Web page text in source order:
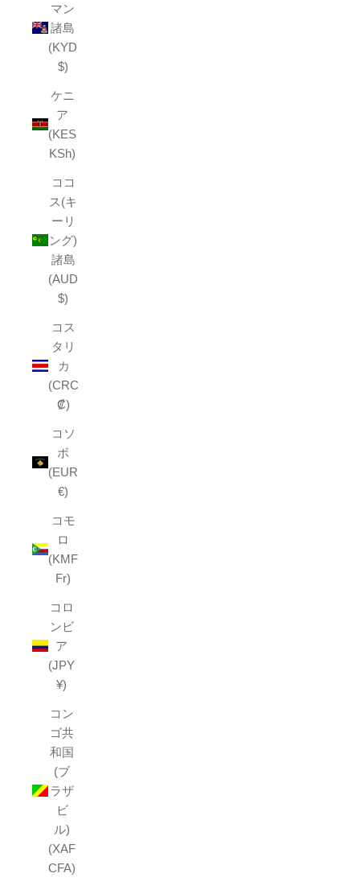
マン
諸島
(KYD
$)
ケニ
ア
(KES
KSh)
ココ
ス(キ
ーリ
ング)
諸島
(AUD
$)
コス
タリ
カ
(CRC
₡)
コソ
ボ
(EUR
€)
コモ
ロ
(KMF
Fr)
コロ
ンビ
ア
(JPY
¥)
コン
ゴ共
和国
(ブ
ラザ
ビ
ル)
(XAF
CFA)